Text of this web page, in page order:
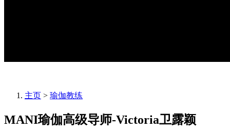
主页 > 瑜伽教练
MANI瑜伽高级导师-Victoria卫露颖